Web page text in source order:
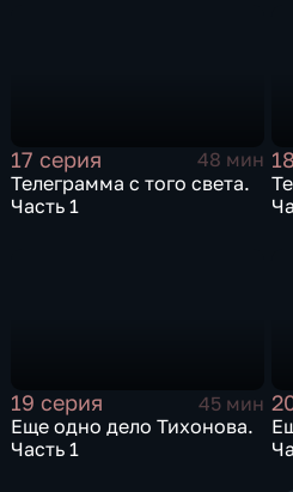
17 серия
48 мин
Телеграмма с того света.
Часть 1
19 серия
45 мин
Еще одно дело Тихонова.
Часть 1